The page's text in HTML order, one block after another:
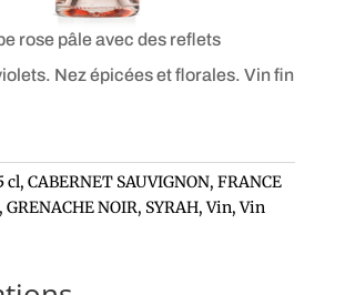
rose pâle avec des reflets
Nez épicées et florales. Vin fin
cl, CABERNET SAUVIGNON, FRANCE
GRENACHE NOIR, SYRAH,Vin,Vin